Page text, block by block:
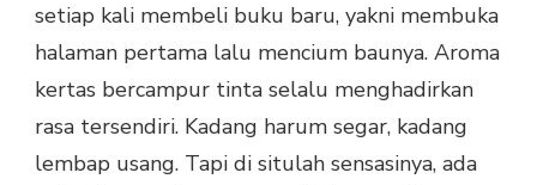
MASIHKAH
ADA
UNTUK
AROMA
KERTAS?
setiap kali membeli buku baru, yakni membuka
halaman pertama lalu mencium baunya. Aroma
kertas bercampur tinta selalu menghadirkan
rasa tersendiri. Kadang harum segar, kadang
lembap usang. Tapi di situlah sensasinya, ada